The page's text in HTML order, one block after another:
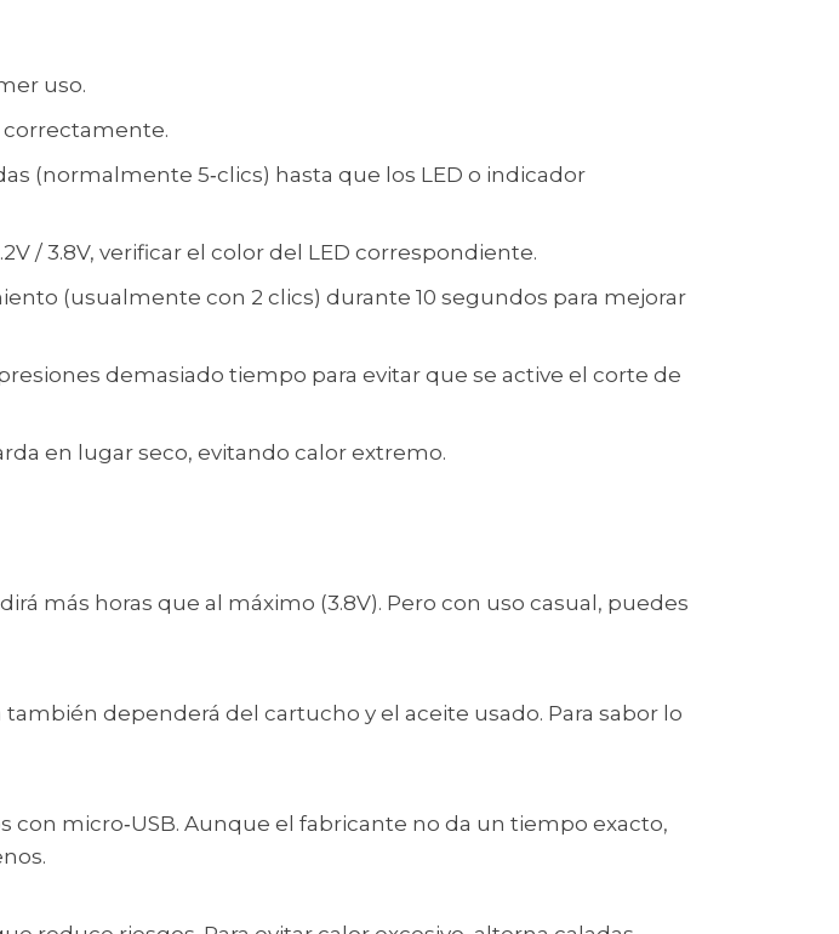
uso.
correctamente.
(normalmente 5‑clics) hasta que los LED o indicador
/ 3.8V, verificar el color del LED correspondiente.
(usualmente con 2 clics) durante 10 segundos para mejorar
demasiado tiempo para evitar que se active el corte de
en lugar seco, evitando calor extremo.
más horas que al máximo (3.8V). Pero con uso casual, puedes
dependerá del cartucho y el aceite usado. Para sabor lo
micro‑USB. Aunque el fabricante no da un tiempo exacto,